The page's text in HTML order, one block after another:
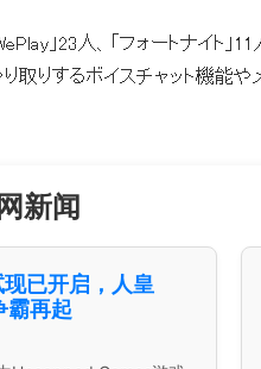
新闻
已开启，人皇
霸再起